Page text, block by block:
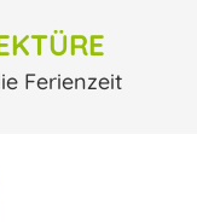
Ferienzeit